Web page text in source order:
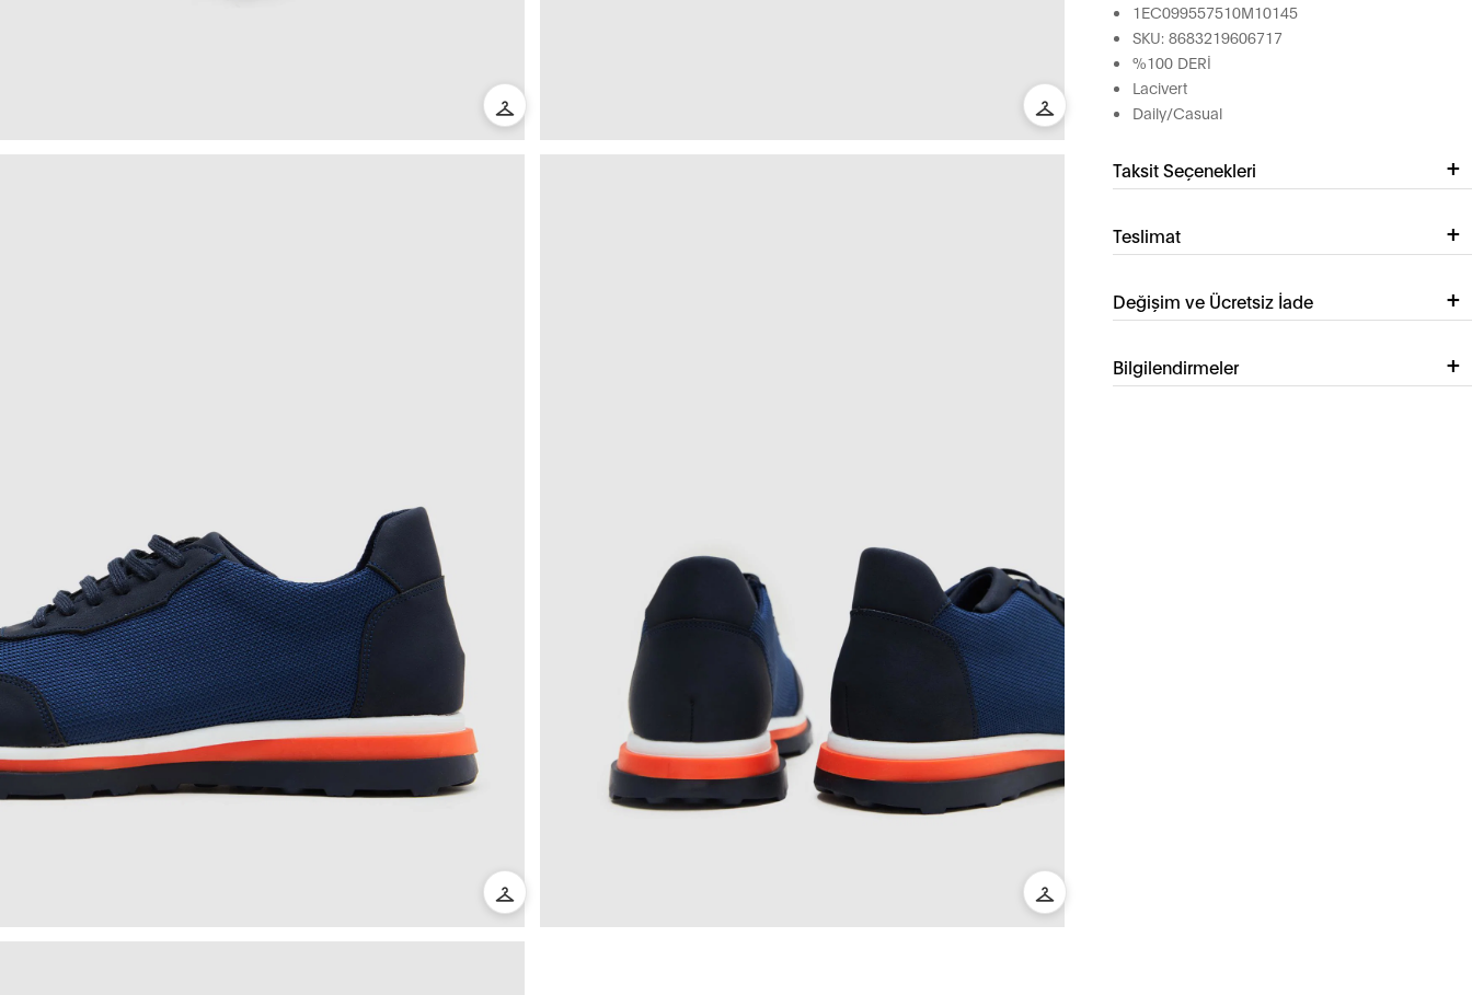
1EC099557510M10145
SKU: 8683219606717
%100 DERİ
Lacivert
Daily/Casual
Taksit Seçenekleri
Teslimat
Değişim ve Ücretsiz İade
Bilgilendirmeler